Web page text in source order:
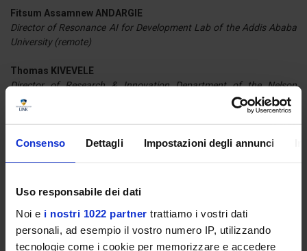
Consenso Dettagli Impostazioni degli annunci
Uso responsabile dei dati
Noi e i nostri 1022 partner trattiamo i vostri dati
personali, ad esempio il vostro numero IP, utilizzando
tecnologie come i cookie per memorizzare e accedere
Fitsum Assamnew ANDARGIE
Director of Resonance AI for Development Lab of the Addis Ababa
University (remote)
Thomas KIVEVELE
Director of Research & Innovation Department of the Nelson
Mandela African Institution of Science and Technology
Gordon Abeiku MENSAH
PhD Researcher and Teaching Assistant, Università Bocconi
PRIVATE SECTOR USE CASES & PROPOSALS FOR
GROWTH IN STRATEGIC INDUSTRIES
Moderator:Pietro TREBISONDA
Founder Holistikai & Director of the AI for Africa | ENIA